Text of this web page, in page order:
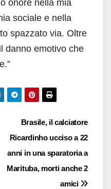
onore nella mia
sociale e nella
spazzato via. Oltre
danno emotivo che
Brasile, il calciatore
Ricardinho ucciso a 22
anni in una sparatoria a
Marituba, morti anche 2
amici